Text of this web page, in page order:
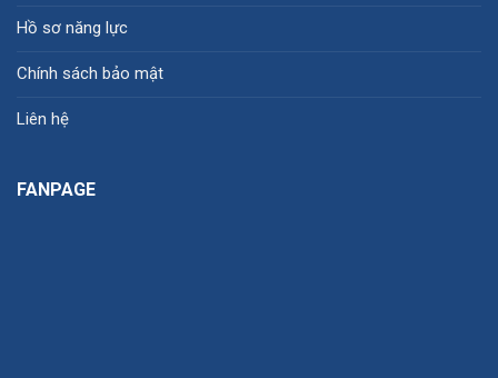
Hồ sơ năng lực
Chính sách bảo mật
Liên hệ
FANPAGE